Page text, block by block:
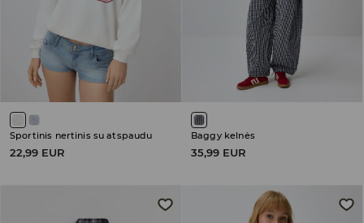
Sportinis nertinis su atspaudu
22,99 EUR
Baggy kelnės
35,99 EUR